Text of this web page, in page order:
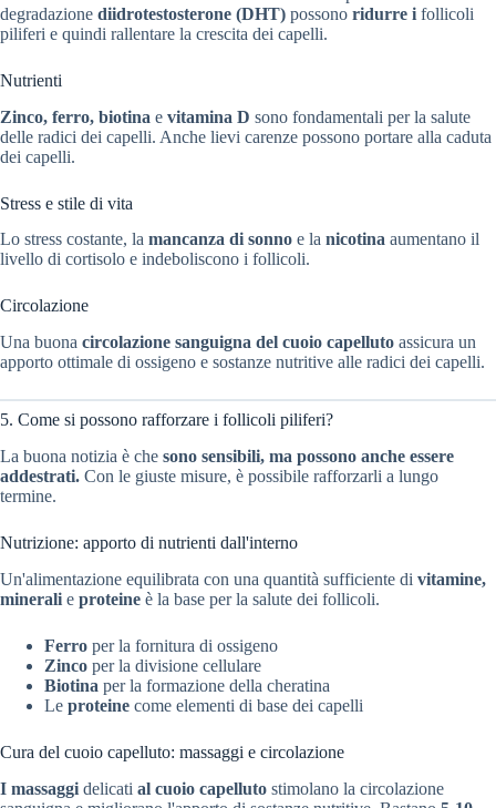
degradazione diidrotestosterone (DHT) possono ridurre i follicoli
piliferi e quindi rallentare la crescita dei capelli.
Nutrienti
Zinco, ferro, biotina e vitamina D sono fondamentali per la salute
delle radici dei capelli. Anche lievi carenze possono portare alla caduta
dei capelli.
Stress e stile di vita
Lo stress costante, la mancanza di sonno e la nicotina aumentano il
livello di cortisolo e indeboliscono i follicoli.
Circolazione
Una buona circolazione sanguigna del cuoio capelluto assicura un
apporto ottimale di ossigeno e sostanze nutritive alle radici dei capelli.
5. Come si possono rafforzare i follicoli piliferi?
La buona notizia è che sono sensibili, ma possono anche essere
addestrati. Con le giuste misure, è possibile rafforzarli a lungo
termine.
Nutrizione: apporto di nutrienti dall'interno
Un'alimentazione equilibrata con una quantità sufficiente di vitamine,
minerali e proteine è la base per la salute dei follicoli.
Ferro per la fornitura di ossigeno
Zinco per la divisione cellulare
Biotina per la formazione della cheratina
Le proteine come elementi di base dei capelli
Cura del cuoio capelluto: massaggi e circolazione
I massaggi delicati al cuoio capelluto stimolano la circolazione